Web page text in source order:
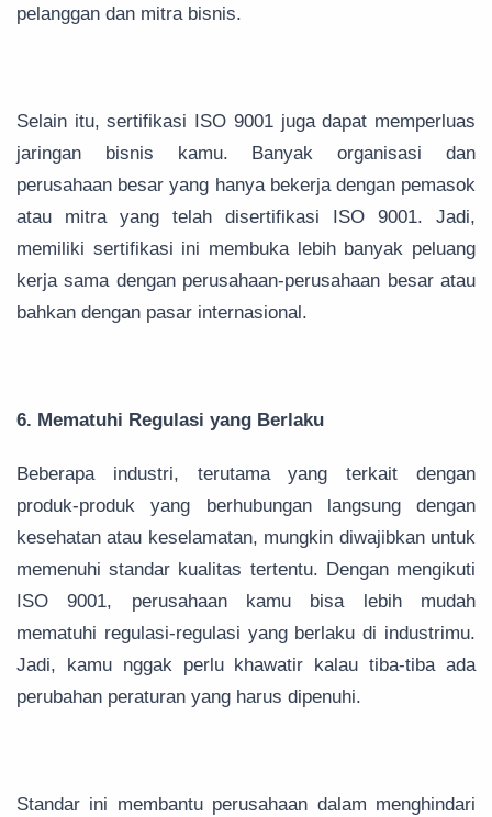
pelanggan dan mitra bisnis.
Selain itu, sertifikasi ISO 9001 juga dapat memperluas
jaringan bisnis kamu. Banyak organisasi dan
perusahaan besar yang hanya bekerja dengan pemasok
atau mitra yang telah disertifikasi ISO 9001. Jadi,
memiliki sertifikasi ini membuka lebih banyak peluang
kerja sama dengan perusahaan-perusahaan besar atau
bahkan dengan pasar internasional.
6. Mematuhi Regulasi yang Berlaku
Beberapa industri, terutama yang terkait dengan
produk-produk yang berhubungan langsung dengan
kesehatan atau keselamatan, mungkin diwajibkan untuk
memenuhi standar kualitas tertentu. Dengan mengikuti
ISO 9001, perusahaan kamu bisa lebih mudah
mematuhi regulasi-regulasi yang berlaku di industrimu.
Jadi, kamu nggak perlu khawatir kalau tiba-tiba ada
perubahan peraturan yang harus dipenuhi.
Standar ini membantu perusahaan dalam menghindari